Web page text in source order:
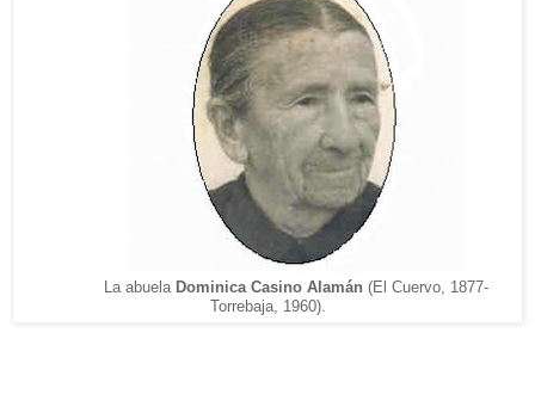
La abuela Dominica Casino Alamán (El Cuervo, 1877-
Torrebaja, 1960).